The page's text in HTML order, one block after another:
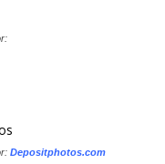
Depositphotos.com